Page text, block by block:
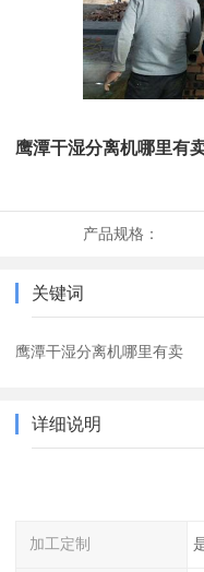
鹰潭干湿分离机哪里有
产品规格：
关键词
鹰潭干湿分离机哪里有卖
详细说明
加工定制